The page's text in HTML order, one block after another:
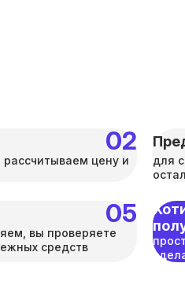
цену и
для
вы проверяете
средств